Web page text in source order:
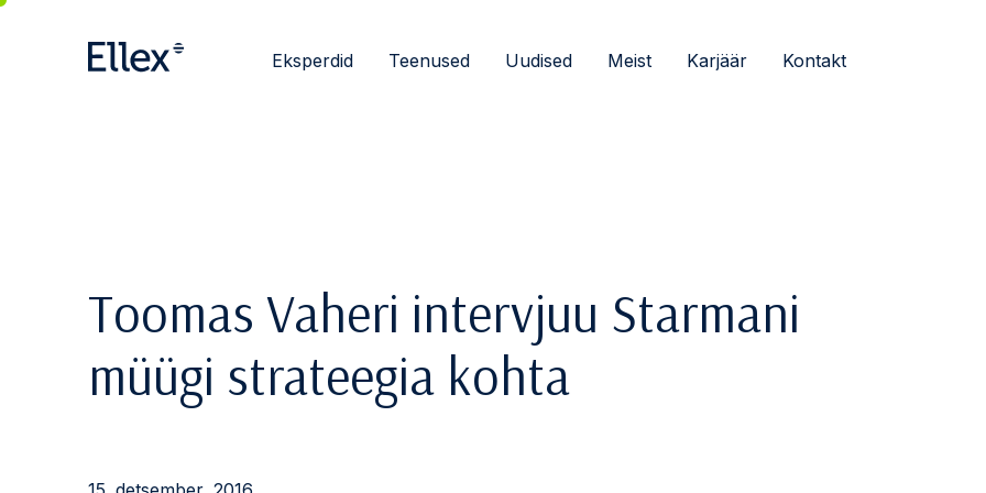
Eksperdid Teenused Uudised Meist Karjäär Kontakt
Toomas Vaheri intervjuu Starmani
müügi strateegia kohta